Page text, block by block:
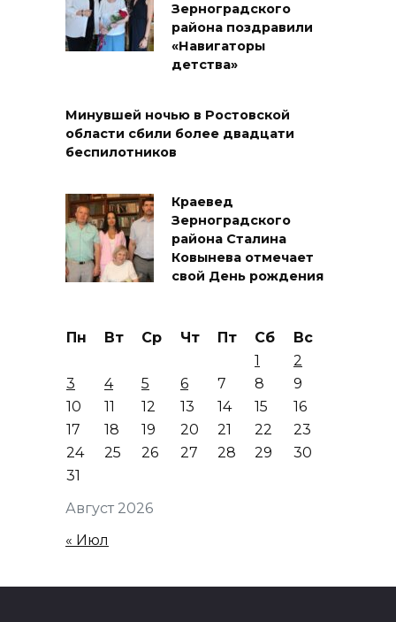
Зерноградского
района поздравили
«Навигаторы
детства»
Минувшей ночью в Ростовской
области сбили более двадцати
беспилотников
Краевед
Зерноградского
района Сталина
Ковынева отмечает
свой День рождения
Август 2026
Пн Вт Ср Чт Пт Сб
Вс
1
2
3
4 5 6 7 8
9
10
11 12 13 14 15
16
17
18 19 20 21 22
23
24
25 26 27 28 29
30
31
« Июл